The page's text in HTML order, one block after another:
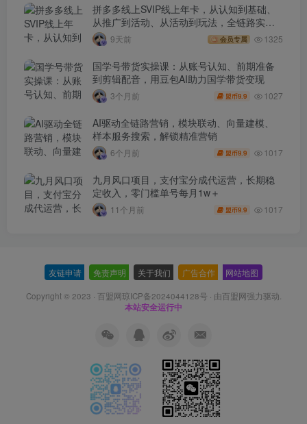
拼多多线上SVIP线上年卡，从认知到基础、
从推广到活动、从活动到玩法，全链路实战
(260730)
9天前 会员专属 1325
国学号带货实操课：从账号认知、前期准备
到剪辑配音，用豆包AI助力国学带货变现
3个月前 盟币9.9 1027
AI驱动全链路营销，模块联动、向量建模、
样本服务搜索，解锁精准营销
6个月前 盟币9.9 1017
九月风口项目，支付宝分成代运营，长期稳
定收入，零门槛单号每月1w＋
11个月前 盟币9.9 1017
友链申请 免责声明 关于我们 广告合作 网站地图
Copyright © 2023 · 百盟网琼ICP备2024044128号 · 由百盟网强力驱动.
本站安全运行中